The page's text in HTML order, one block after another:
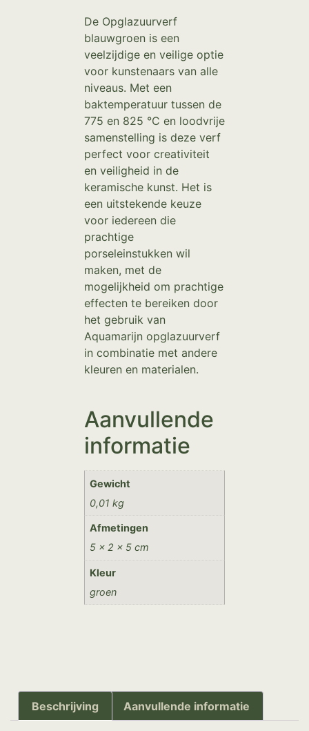
De Opglazuurverf
blauwgroen is een
veelzijdige en veilige optie
voor kunstenaars van alle
niveaus. Met een
baktemperatuur tussen de
775 en 825 °C en loodvrije
samenstelling is deze verf
perfect voor creativiteit
en veiligheid in de
keramische kunst. Het is
een uitstekende keuze
voor iedereen die
prachtige
porseleinstukken wil
maken, met de
mogelijkheid om prachtige
effecten te bereiken door
het gebruik van
Aquamarijn opglazuurverf
in combinatie met andere
kleuren en materialen.
Aanvullende
informatie
Gewicht
0,01 kg
Afmetingen
5 × 2 × 5 cm
Kleur
groen
Beschrijving Aanvullende informatie